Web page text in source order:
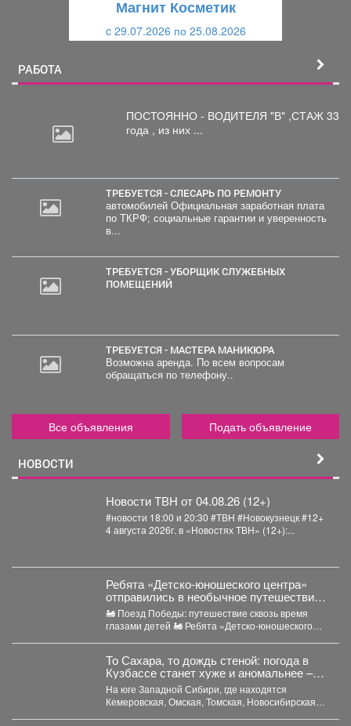
Магнит Косметик
c 29.07.2026 по 25.08.2026
РАБОТА
ПОСТОЯННО - ВОДИТЕЛЯ "В" ,СТАЖ 33
года , из них ...
ТРЕБУЕТСЯ - СЛЕСАРЬ ПО РЕМОНТУ
автомобилей Официальная заработная плата
по ТКРФ; социальные гарантии и уверенность
в...
ТРЕБУЕТСЯ - УБОРЩИК СЛУЖЕБНЫХ
ПОМЕЩЕНИЙ
ТРЕБУЕТСЯ - МАСТЕРА МАНИКЮРА
Возможна аренда. По всем вопросам
обращаться по телефону..
Все объявления Подать объявление
НОВОСТИ
Новости ТВН от 04.08.26 (12+)
#новости 18:00 и 20:30 #ТВН #Новокузнецк #12+
4 августа 2026г. в «Новостях ТВН» (12+):...
Ребята «Детско-юношеского центра»
отправились в необычное путешествие -
на борт «Поезда Победы».
🚂 Поезд Победы: путешествие сквозь время
глазами детей 🚂 Ребята «Детско-юношеского
То Сахара, то дождь стеной: погода в
Кузбассе станет хуже и аномальнее –
причина
На юге Западной Сибири, где находятся
Кемеровская, Омская, Томская, Новосибирская